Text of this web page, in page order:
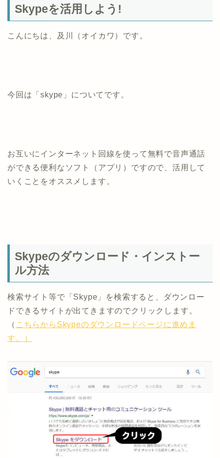
Skypeを活用しよう!
こんにちは、及川（オイカワ）です。
今回は「skype」についてです。
お互いにインターネット回線を使って無料で音声通話
ができる便利なソフト（アプリ）ですので、活用して
いくことをオススメします。
Skypeのダウンロード・インストー
ル方法
検索サイト等で「Skype」を検索すると、ダウンロー
ドできるサイトが出てきますのでクリックします。
（ こちらからSkypeのダウンロードページに進めま
す。）